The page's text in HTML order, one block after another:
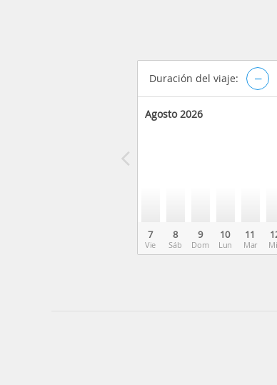
Duración del viaje: –
Agosto 2026
7
Vie
8
Sáb
9
Dom
10
Lun
11
Mar